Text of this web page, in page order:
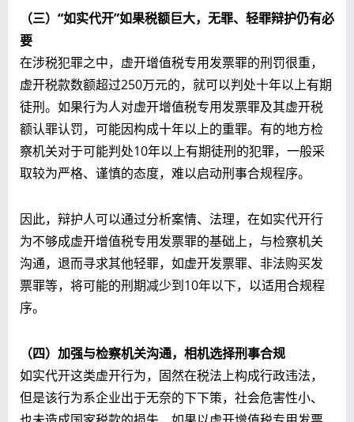
（三）“如实代开”如果税额巨大，无罪、轻罪辩护仍有必
要
在涉税犯罪之中，虚开增值税专用发票罪的刑罚很重，
虚开税款数额超过250万元的，就可以判处十年以上有期
徒刑。如果行为人对虚开增值税专用发票罪及其虚开税
额认罪认罚，可能因构成十年以上的重罪。有的地方检
察机关对于可能判处10年以上有期徒刑的犯罪，一般采
取较为严格、谨慎的态度，难以启动刑事合规程序。
因此，辩护人可以通过分析案情、法理，在如实代开行
为不够成虚开增值税专用发票罪的基础上，与检察机关
沟通，退而寻求其他轻罪，如虚开发票罪、非法购买发
票罪等，将可能的刑期减少到10年以下，以适用合规程
序。
（四）加强与检察机关沟通，相机选择刑事合规
如实代开这类虚开行为，固然在税法上构成行政违法，
但是该行为系企业出于无奈的下下策，社会危害性小、